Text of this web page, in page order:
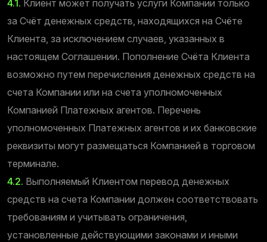
4.1. Клиент может получать услуги Компании только
за Счёт денежных средств, находящихся на Счёте
Клиента, за исключением случаев, указанных в
настоящем Соглашении. Пополнение Счёта Клиента
возможно путем перечисления денежных средств на
счета Компании или на счета уполномоченных
Компанией Платежных агентов. Перечень
уполномоченных Платежных агентов и их банковские
реквизиты могут размещаться Компанией в торговом
терминале.
4.2. Выполняемый Клиентом перевод денежных
средств на счета Компании должен соответствовать
требованиям и учитывать ограничения,
установленные действующими законами и иными